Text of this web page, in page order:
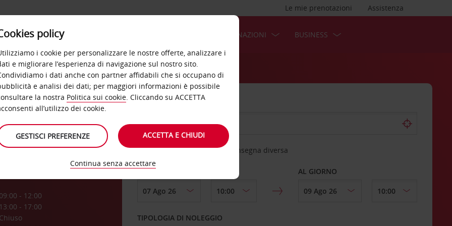
Assistenza
Le mie prenotazioni
OFFERTE DESTINAZIONI BUSINESS
09:00 - 12:00
13:00 - 17:00
Chiuso
Scegli una località di riconsegna diversa
DAL GIORNO AL GIORNO
TIPOLOGIA DI NOLEGGIO
policy
i cookie per personalizzare le nostre offerte, analizzare i
e migliorare l’esperienza di navigazione sul nostro sito.
i dati anche con partner affidabili che si occupano di
e analisi dei dati; per maggiori informazioni è possibile
la nostra Politica sui cookie. Cliccando su ACCETTA
all’utilizzo dei cookie.
GESTISCI PREFERENZE ACCETTA E CHIUDI
Continua senza accettare